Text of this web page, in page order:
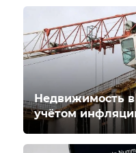
Недвижимость
учётом